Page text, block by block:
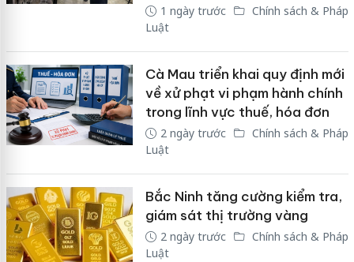
1 ngày trước
Chính sách & Pháp
Luật
Cà Mau triển khai quy định mới
về xử phạt vi phạm hành chính
trong lĩnh vực thuế, hóa đơn
2 ngày trước
Chính sách & Pháp
Luật
Bắc Ninh tăng cường kiểm tra,
giám sát thị trường vàng
2 ngày trước
Chính sách & Pháp
Luật